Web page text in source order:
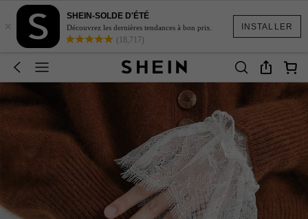
INSTALLER
×
SHEIN-SOLDE D'ÉTÉ
Découvrez les dernières tendances à bon prix.
(18,717)